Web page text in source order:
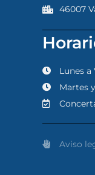
46007
Lunes a
Martes
Aviso